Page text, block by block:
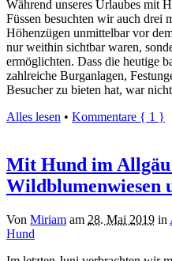
Während unseres Urlaubes mit
Füssen besuchten wir auch drei
Höhenzügen unmittelbar vor
nur weithin sichtbar waren,
ermöglichten. Dass die heutige
zahlreiche Burganlagen,
Besucher zu bieten hat, war
Alles lesen • Kommentare { 1 }
Mit Hund im Allgäu
Wildblumenwiesen
Von Miriam am 28. Mai 2019 in
Hund